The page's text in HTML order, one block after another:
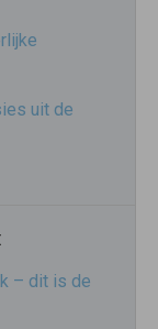
uit de
– dit is de